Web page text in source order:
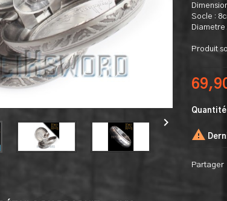

Socle :
Diametre
Produit
Quantité

Partager